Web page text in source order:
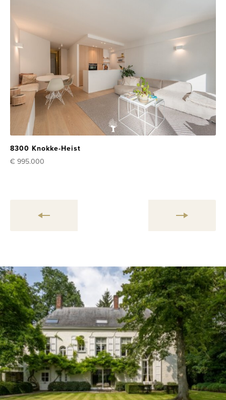
8300 Knokke-Heist
€ 995.000